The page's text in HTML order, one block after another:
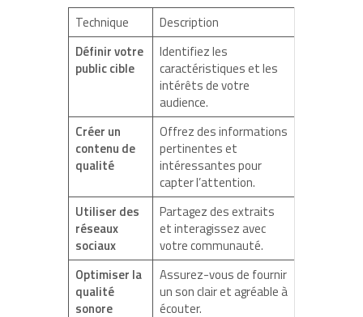
Technique
Description
Définir votre
public cible
Identifiez les
caractéristiques et les
intérêts de votre
audience.
Créer un
contenu de
qualité
Offrez des informations
pertinentes et
intéressantes pour
capter l’attention.
Utiliser des
réseaux
sociaux
Partagez des extraits
et interagissez avec
votre communauté.
Optimiser la
qualité
sonore
Assurez-vous de fournir
un son clair et agréable à
écouter.